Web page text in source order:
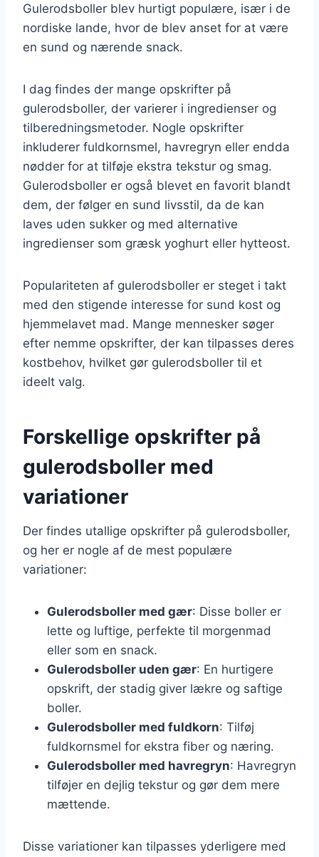
Gulerodsboller blev hurtigt populære, især i de
nordiske lande, hvor de blev anset for at være
en sund og nærende snack.
I dag findes der mange opskrifter på
gulerodsboller, der varierer i ingredienser og
tilberedningsmetoder. Nogle opskrifter
inkluderer fuldkornsmel, havregryn eller endda
nødder for at tilføje ekstra tekstur og smag.
Gulerodsboller er også blevet en favorit blandt
dem, der følger en sund livsstil, da de kan
laves uden sukker og med alternative
ingredienser som græsk yoghurt eller hytteost.
Populariteten af gulerodsboller er steget i takt
med den stigende interesse for sund kost og
hjemmelavet mad. Mange mennesker søger
efter nemme opskrifter, der kan tilpasses deres
kostbehov, hvilket gør gulerodsboller til et
ideelt valg.
Forskellige opskrifter på
gulerodsboller med
variationer
Der findes utallige opskrifter på gulerodsboller,
og her er nogle af de mest populære
variationer:
Gulerodsboller med gær: Disse boller er
lette og luftige, perfekte til morgenmad
eller som en snack.
Gulerodsboller uden gær: En hurtigere
opskrift, der stadig giver lækre og saftige
boller.
Gulerodsboller med fuldkorn: Tilføj
fuldkornsmel for ekstra fiber og næring.
Gulerodsboller med havregryn: Havregryn
tilføjer en dejlig tekstur og gør dem mere
mættende.
Disse variationer kan tilpasses yderligere med